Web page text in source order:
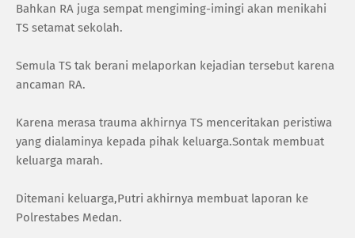
Bahkan RA juga sempat mengiming-imingi akan menikahi
TS setamat sekolah.
Semula TS tak berani melaporkan kejadian tersebut karena
ancaman RA.
Karena merasa trauma akhirnya TS menceritakan peristiwa
yang dialaminya kepada pihak keluarga.Sontak membuat
keluarga marah.
Ditemani keluarga,Putri akhirnya membuat laporan ke
Polrestabes Medan.